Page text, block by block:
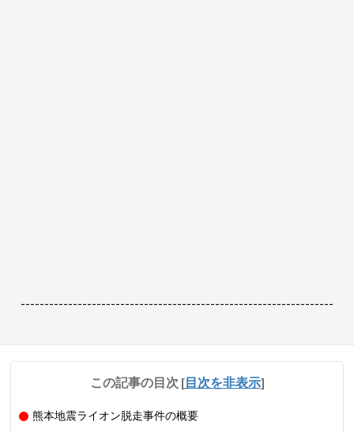
------------------------------------------------------------------
この記事の目次 [目次を非表示]
熊本地震ライオン脱走事件の概要